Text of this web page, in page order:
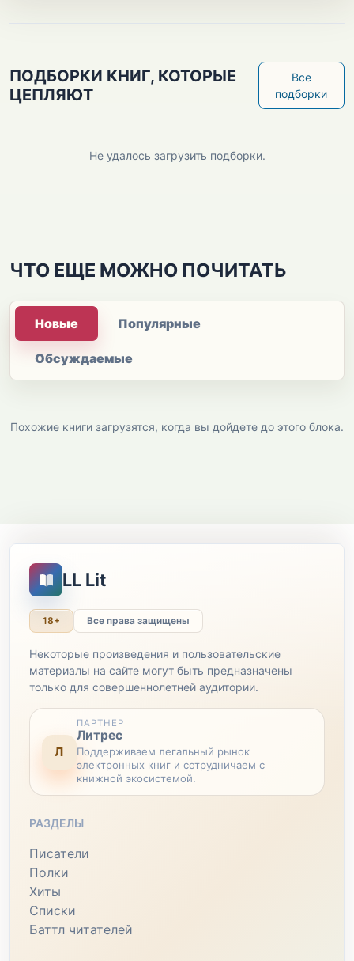
ПОДБОРКИ КНИГ, КОТОРЫЕ
ЦЕПЛЯЮТ
Все
подборки
Не удалось загрузить подборки.
ЧТО ЕЩЕ МОЖНО ПОЧИТАТЬ
Новые Популярные
Обсуждаемые
Похожие книги загрузятся, когда вы дойдете до этого блока.
LL Lit
18+ Все права защищены
Некоторые произведения и пользовательские
материалы на сайте могут быть предназначены
только для совершеннолетней аудитории.
Л
ПАРТНЕР
Литрес
Поддерживаем легальный рынок
электронных книг и сотрудничаем с
книжной экосистемой.
РАЗДЕЛЫ
Писатели
Полки
Хиты
Списки
Баттл читателей